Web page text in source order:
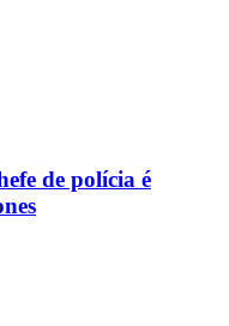
de polícia é